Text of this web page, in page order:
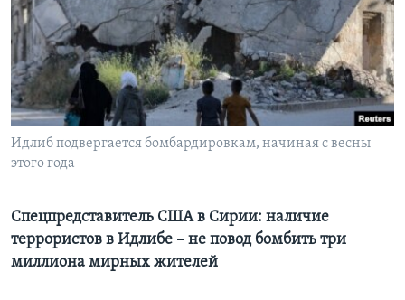
Learning English
СОЦИАЛЬНЫЕ СЕТИ
Языки
Идлиб подвергается бомбардировкам, начиная с весны
этого года
Спецпредставитель США в Сирии: наличие
террористов в Идлибе – не повод бомбить три
миллиона мирных жителей